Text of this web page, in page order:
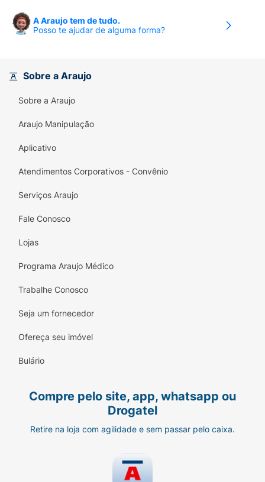
A Araujo tem de tudo.
Posso te ajudar de alguma forma?
Sobre a Araujo
Sobre a Araujo
Araujo Manipulação
Aplicativo
Atendimentos Corporativos - Convênio
Serviços Araujo
Fale Conosco
Lojas
Programa Araujo Médico
Trabalhe Conosco
Seja um fornecedor
Ofereça seu imóvel
Bulário
Compre pelo site, app, whatsapp ou
Drogatel
Retire na loja com agilidade e sem passar pelo caixa.